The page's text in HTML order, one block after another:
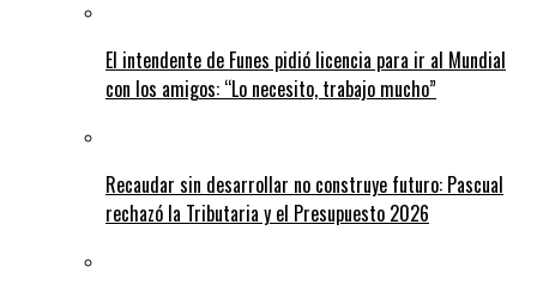
El intendente de Funes pidió licencia para ir al Mundial
con los amigos: “Lo necesito, trabajo mucho”
Recaudar sin desarrollar no construye futuro: Pascual
rechazó la Tributaria y el Presupuesto 2026